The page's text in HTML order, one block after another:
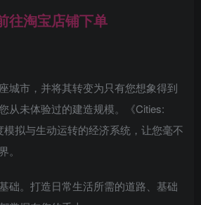
往淘宝店铺下单
城市，并将其转变为只有您想象得到
从未体验过的建造规模。《Cities:
拟与生动运转的经济系统，让您毫不
础。打造日常生活所需的道路、基础